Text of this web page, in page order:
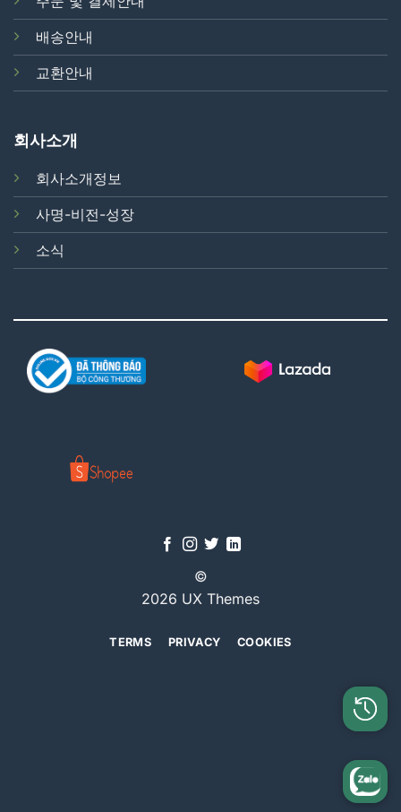
배송안내
교환안내
회사소개
회사소개정보
사명-비전-성장
소식
©
2026 UX Themes
TERMS PRIVACY COOKIES